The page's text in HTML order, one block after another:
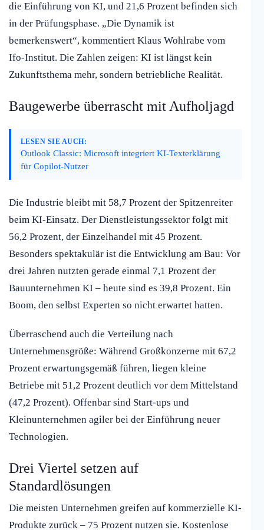
die Einführung von KI, und 21,6 Prozent befinden sich
in der Prüfungsphase. „Die Dynamik ist
bemerkenswert“, kommentiert Klaus Wohlrabe vom
Ifo-Institut. Die Zahlen zeigen: KI ist längst kein
Zukunftsthema mehr, sondern betriebliche Realität.
Baugewerbe überrascht mit Aufholjagd
LESEN SIE AUCH:
Outlook Classic: Microsoft integriert KI-Texterklärung
für Copilot-Nutzer
Die Industrie bleibt mit 58,7 Prozent der Spitzenreiter
beim KI-Einsatz. Der Dienstleistungssektor folgt mit
56,2 Prozent, der Einzelhandel mit 45 Prozent.
Besonders spektakulär ist die Entwicklung am Bau: Vor
drei Jahren nutzten gerade einmal 7,1 Prozent der
Bauunternehmen KI – heute sind es 39,8 Prozent. Ein
Boom, den selbst Experten so nicht erwartet hatten.
Überraschend auch die Verteilung nach
Unternehmensgröße: Während Großkonzerne mit 67,2
Prozent erwartungsgemäß führen, liegen kleine
Betriebe mit 51,2 Prozent deutlich vor dem Mittelstand
(47,2 Prozent). Offenbar sind Start-ups und
Kleinunternehmen agiler bei der Einführung neuer
Technologien.
Drei Viertel setzen auf
Standardlösungen
Die meisten Unternehmen greifen auf kommerzielle KI-
Produkte zurück – 75 Prozent nutzen sie. Kostenlose